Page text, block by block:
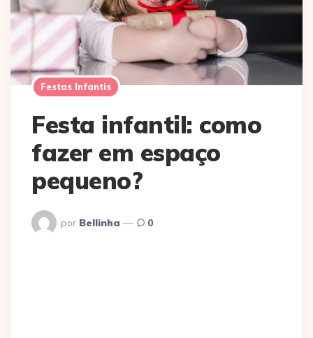
Festas Infantis
Festa infantil: como
fazer em espaço
pequeno?
Postado
Por
por Bellinha 0